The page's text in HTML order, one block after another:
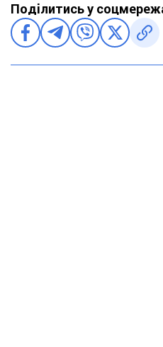
Поділитись у